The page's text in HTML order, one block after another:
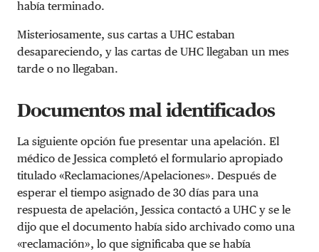
había terminado.
Misteriosamente, sus cartas a UHC estaban
desapareciendo, y las cartas de UHC llegaban un mes
tarde o no llegaban.
Documentos mal identificados
La siguiente opción fue presentar una apelación. El
médico de Jessica completó el formulario apropiado
titulado «Reclamaciones/Apelaciones». Después de
esperar el tiempo asignado de 30 días para una
respuesta de apelación, Jessica contactó a UHC y se le
dijo que el documento había sido archivado como una
«reclamación», lo que significaba que se había